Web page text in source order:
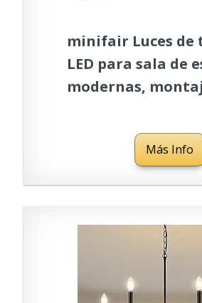
minifair Luces de
LED para sala de
modernas,
regulable con
remoto para
comedor,
Más Info